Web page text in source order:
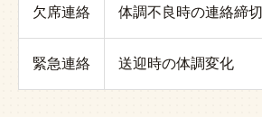
欠席連絡 体調不良時の連絡締切
緊急連絡 送迎時の体調変化